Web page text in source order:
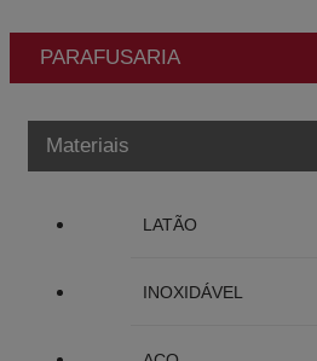
PARAFUSARIA
Materiais
LATÃO
INOXIDÁVEL